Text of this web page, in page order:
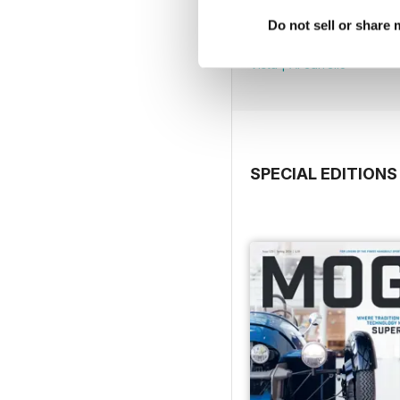
Do not sell or share
Issue 137
Vista|Al carrello
SPECIAL EDITIONS